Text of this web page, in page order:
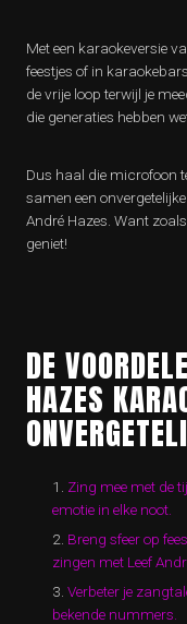
Met een karaokeversie
feestjes of in
de vrije loop terwijl je
die generaties hebben
Dus haal die microfoon
samen een
André Hazes. Want
geniet!
DE
HAZES
Zing mee met de
emotie in elke noot.
Breng sfeer op
zingen met Leef
Verbeter je
bekende nummers.